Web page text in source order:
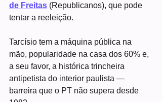
de Freitas (Republicanos), que pode
tentar a reeleição.
Tarcísio tem a máquina pública na
mão, popularidade na casa dos 60% e,
a seu favor, a histórica trincheira
antipetista do interior paulista —
barreira que o PT não supera desde